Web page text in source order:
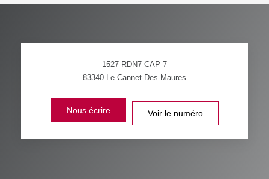
1527 RDN7 CAP 7
83340 Le Cannet-Des-Maures
Nous écrire Voir le numéro